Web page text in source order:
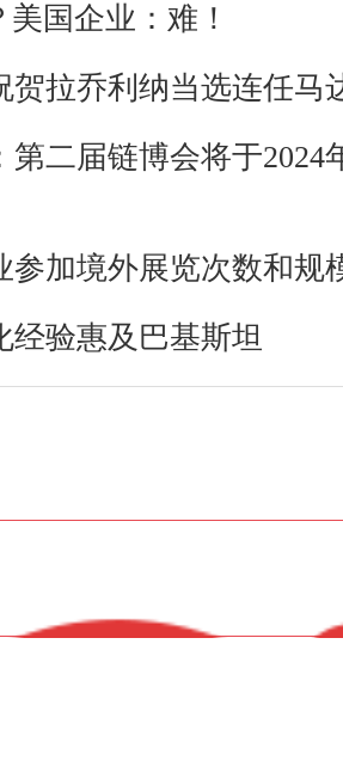
国企业：难！
贺拉乔利纳当选连任马
第二届链博会将于2024
参加境外展览次数和规
经验惠及巴基斯坦